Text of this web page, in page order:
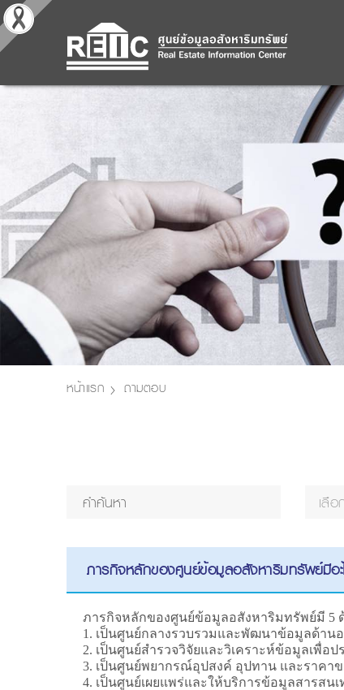
หน้าแรก ถามตอบ
เลื
ภารกิจหลักของศูนย์ข้อมูลอสังหาริมทรัพย์มีอะ
ภารกิจหลักของศูนย์ข้อมูลอสังหาริมทรัพย์มี 5
1. เป็นศูนย์กลางรวบรวมและพัฒนาข้อมูลด้า
2. เป็นศูนย์สำรวจวิจัยและวิเคราะห์ข้อมูลเพื่
3. เป็นศูนย์พยากรณ์อุปสงค์ อุปทาน และราคา
4. เป็นศูนย์เผยแพร่และให้บริการข้อมูลสารสน